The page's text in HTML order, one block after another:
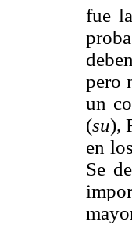
fue
pero
un
(su),
en
Se